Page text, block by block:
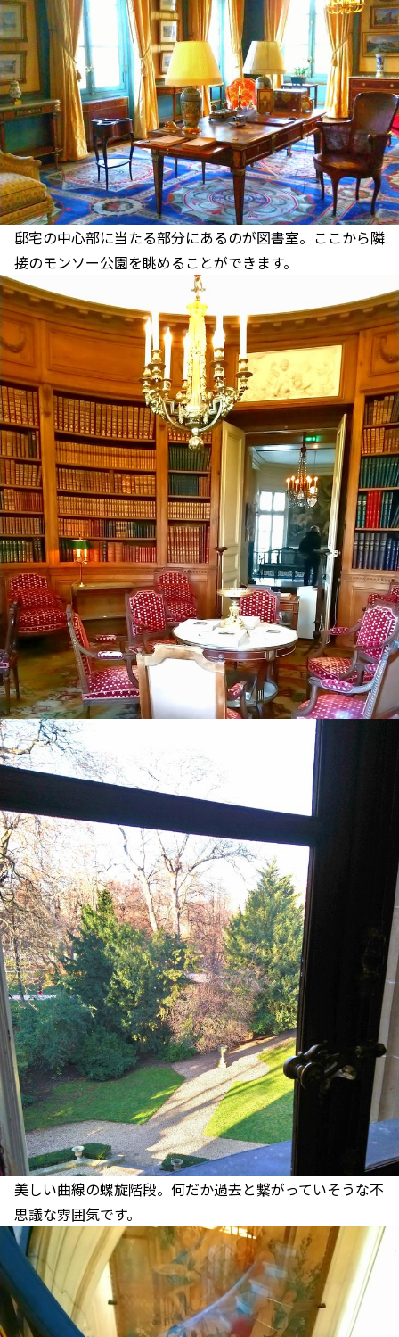
邸宅の中心部に当たる部分にあるのが図書室。ここから隣
接のモンソー公園を眺めることができます。
美しい曲線の螺旋階段。何だか過去と繋がっていそうな不
思議な雰囲気です。